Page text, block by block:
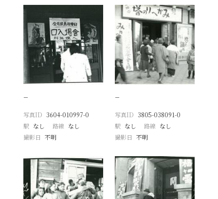
−
写真ID 3604-010997-0
駅 なし 路線 なし
撮影日
不明
−
写真ID 3805-038091-0
駅 なし 路線 なし
撮影日 不明